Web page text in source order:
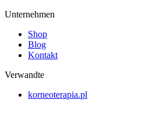
Unternehmen
Shop
Blog
Kontakt
Verwandte
korneoterapia.pl